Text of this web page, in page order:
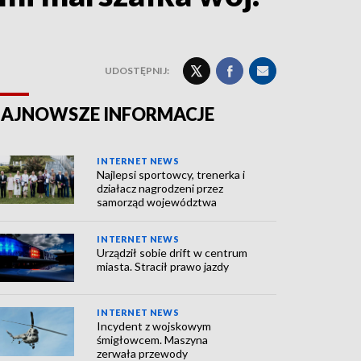
UDOSTĘPNIJ:
INFORMACJE
INTERNET NEWS
Najlepsi sportowcy, trenerka i
działacz nagrodzeni przez
samorząd województwa
INTERNET NEWS
Urządził sobie drift w centrum
miasta. Stracił prawo jazdy
INTERNET NEWS
Incydent z wojskowym
śmigłowcem. Maszyna
zerwała przewody